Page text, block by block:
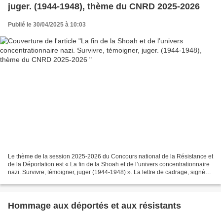
juger. (1944-1948), thème du CNRD 2025-2026
Publié le 30/04/2025 à 10:03
Le thème de la session 2025-2026 du Concours national de la Résistance et
de la Déportation est « La fin de la Shoah et de l’univers concentrationnaire
nazi. Survivre, témoigner, juger (1944-1948) ». La lettre de cadrage, signée
Hommage aux déportés et aux résistants